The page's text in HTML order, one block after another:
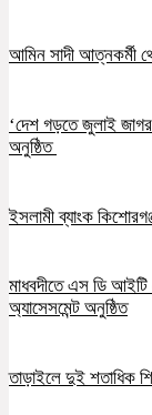
আমিন সাদী আত্নকর্মী
‘দেশ গড়তে জুলাই
অনুষ্ঠিত
ইসলামী ব্যাংক
মাধবদীতে এস ডি আইটি
অ্যাসেসমেন্ট অনুষ্ঠিত
তাড়াইলে দুই শতাধিক